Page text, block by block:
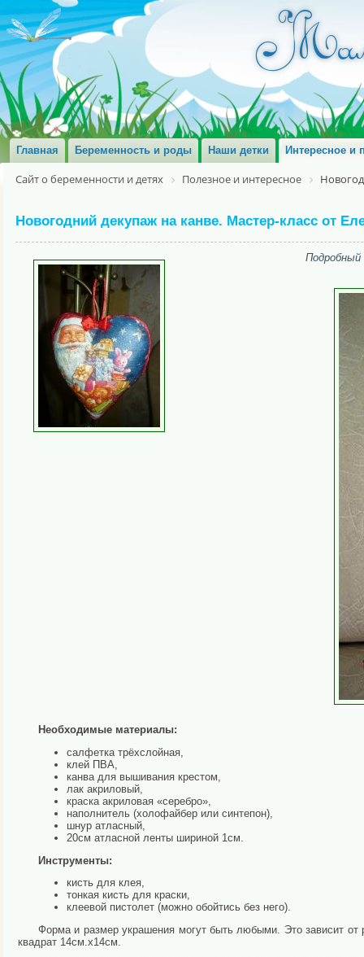
Главная Беременность и роды Наши детки Интересное и
Сайт о беременности и детях Полезное и интересное
Новогодний декупаж на канве. Мастер-класс от
Подробный
Необходимые материалы:
салфетка трёхслойная,
клей ПВА,
канва для вышивания крестом,
лак акриловый,
краска акриловая «серебро»,
наполнитель (холофайбер или синтепон),
шнур атласный,
20см атласной ленты шириной 1см.
Инструменты:
кисть для клея,
тонкая кисть для краски,
клеевой пистолет (можно обойтись без него).
Форма и размер украшения могут быть любыми. Это зависит
квадрат 14см.х14см.